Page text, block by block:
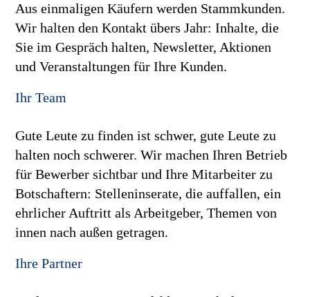
Aus einmaligen Käufern werden Stammkunden.
Wir halten den Kontakt übers Jahr: Inhalte, die
Sie im Gespräch halten, Newsletter, Aktionen
und Veranstaltungen für Ihre Kunden.
Ihr Team
Gute Leute zu finden ist schwer, gute Leute zu
halten noch schwerer. Wir machen Ihren Betrieb
für Bewerber sichtbar und Ihre Mitarbeiter zu
Botschaftern: Stelleninserate, die auffallen, ein
ehrlicher Auftritt als Arbeitgeber, Themen von
innen nach außen getragen.
Ihre Partner